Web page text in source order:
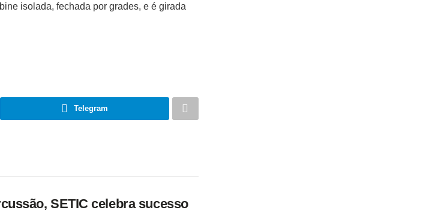
isolada, fechada por grades, e é girada
Telegram
SETIC celebra sucesso